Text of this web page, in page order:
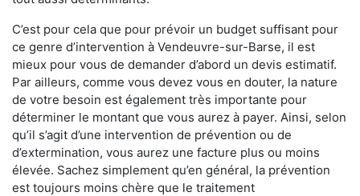
C’est pour cela que pour prévoir un budget suffisant pour
ce genre d’intervention à Vendeuvre-sur-Barse, il est
mieux pour vous de demander d’abord un devis estimatif.
Par ailleurs, comme vous devez vous en douter, la nature
de votre besoin est également très importante pour
déterminer le montant que vous aurez à payer. Ainsi, selon
qu’il s’agit d’une intervention de prévention ou de
d’extermination, vous aurez une facture plus ou moins
élevée. Sachez simplement qu’en général, la prévention
est toujours moins chère que le traitement